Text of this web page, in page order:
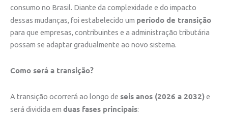
consumo no Brasil. Diante da complexidade e do impacto
dessas mudanças, foi estabelecido um período de transição
para que empresas, contribuintes e a administração tributária
possam se adaptar gradualmente ao novo sistema.
Como será a transição?
A transição ocorrerá ao longo de seis anos (2026 a 2032)e
será dividida em duas fases principais: